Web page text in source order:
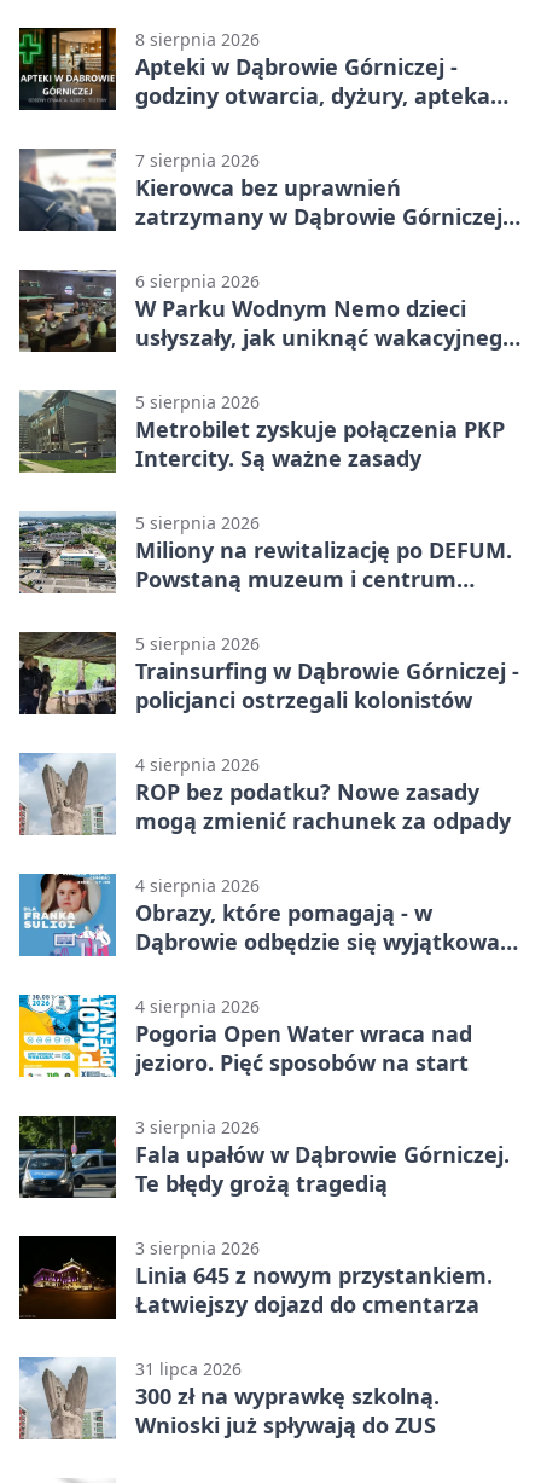
8 sierpnia 2026
Apteki w Dąbrowie Górniczej -
godziny otwarcia, dyżury, apteka
7 sierpnia 2026
Kierowca bez uprawnień
zatrzymany w Dąbrowie Górniczej.
6 sierpnia 2026
W Parku Wodnym Nemo dzieci
usłyszały, jak uniknąć wakacyjnego
5 sierpnia 2026
Metrobilet zyskuje połączenia PKP
Intercity. Są ważne zasady
5 sierpnia 2026
Miliony na rewitalizację po DEFUM.
Powstaną muzeum i centrum
5 sierpnia 2026
Trainsurfing w Dąbrowie Górniczej -
policjanci ostrzegali kolonistów
4 sierpnia 2026
ROP bez podatku? Nowe zasady
mogą zmienić rachunek za odpady
4 sierpnia 2026
Obrazy, które pomagają - w
Dąbrowie odbędzie się wyjątkowa
4 sierpnia 2026
Pogoria Open Water wraca nad
jezioro. Pięć sposobów na start
3 sierpnia 2026
Fala upałów w Dąbrowie Górniczej.
Te błędy grożą tragedią
3 sierpnia 2026
Linia 645 z nowym przystankiem.
Łatwiejszy dojazd do cmentarza
31 lipca 2026
300 zł na wyprawkę szkolną.
Wnioski już spływają do ZUS